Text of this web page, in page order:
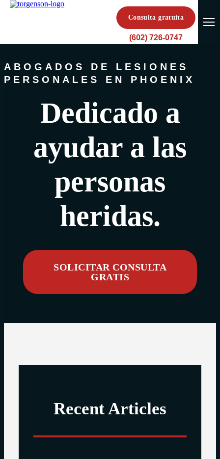
Consulta gratuita
(602) 726-0747
ABOGADOS DE LESIONES
PERSONALES EN PHOENIX
Dedicado a
ayudar a las
personas
heridas.
SOLICITAR CONSULTA
GRATIS
Recent Articles